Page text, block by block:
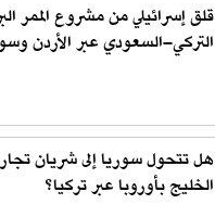
قلق إسرائيلي من مشروع الممر
التركي–السعودي عبر الأردن
هل تتحول سوريا إلى شريان
الخليج بأوروبا عبر تركيا؟